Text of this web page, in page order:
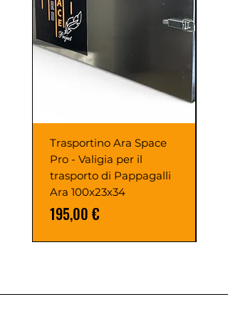
Trasportino Ara Space
Pro - Valigia per il
trasporto di Pappagalli
Ara 100x23x34
Prezzo
195,00 €